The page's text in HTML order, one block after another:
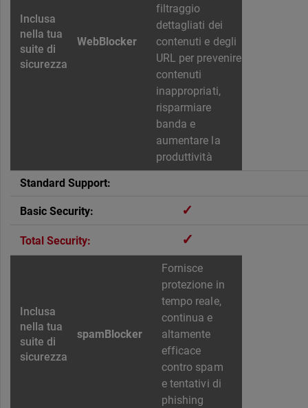
WebBlocker
filtraggio
dettagliati dei
contenuti e degli
URL per prevenire
contenuti
inappropriati,
risparmiare
banda e
aumentare la
produttività
✓
✓
spamBlocker
Fornisce
protezione in
tempo reale,
continua e
altamente
efficace
contro spam
e tentativi di
phishing